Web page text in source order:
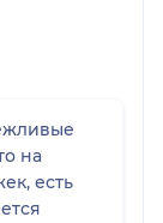
на
есть